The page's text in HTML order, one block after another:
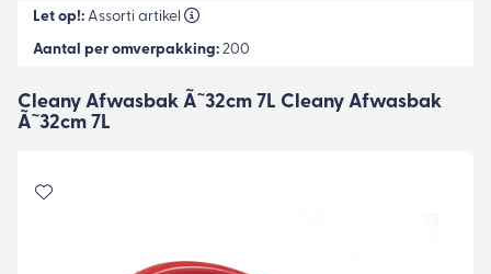
Cleany Afwasbak Ã˜32cm 7L Cleany Afwasbak
Ã˜32cm 7L
Let op!: Assorti artikel
Aantal per omverpakking: 200